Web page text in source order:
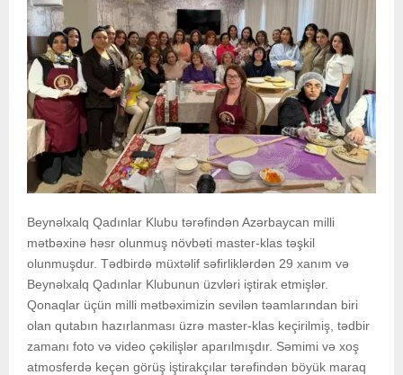
Beynəlxalq Qadınlar Klubu tərəfindən Azərbaycan milli
mətbəxinə həsr olunmuş növbəti master-klas təşkil
olunmuşdur. Tədbirdə müxtəlif səfirliklərdən 29 xanım və
Beynəlxalq Qadınlar Klubunun üzvləri iştirak etmişlər.
Qonaqlar üçün milli mətbəximizin sevilən təamlarından biri
olan qutabın hazırlanması üzrə master-klas keçirilmiş, tədbir
zamanı foto və video çəkilişlər aparılmışdır. Səmimi və xoş
atmosferdə keçən görüş iştirakçılar tərəfindən böyük maraq